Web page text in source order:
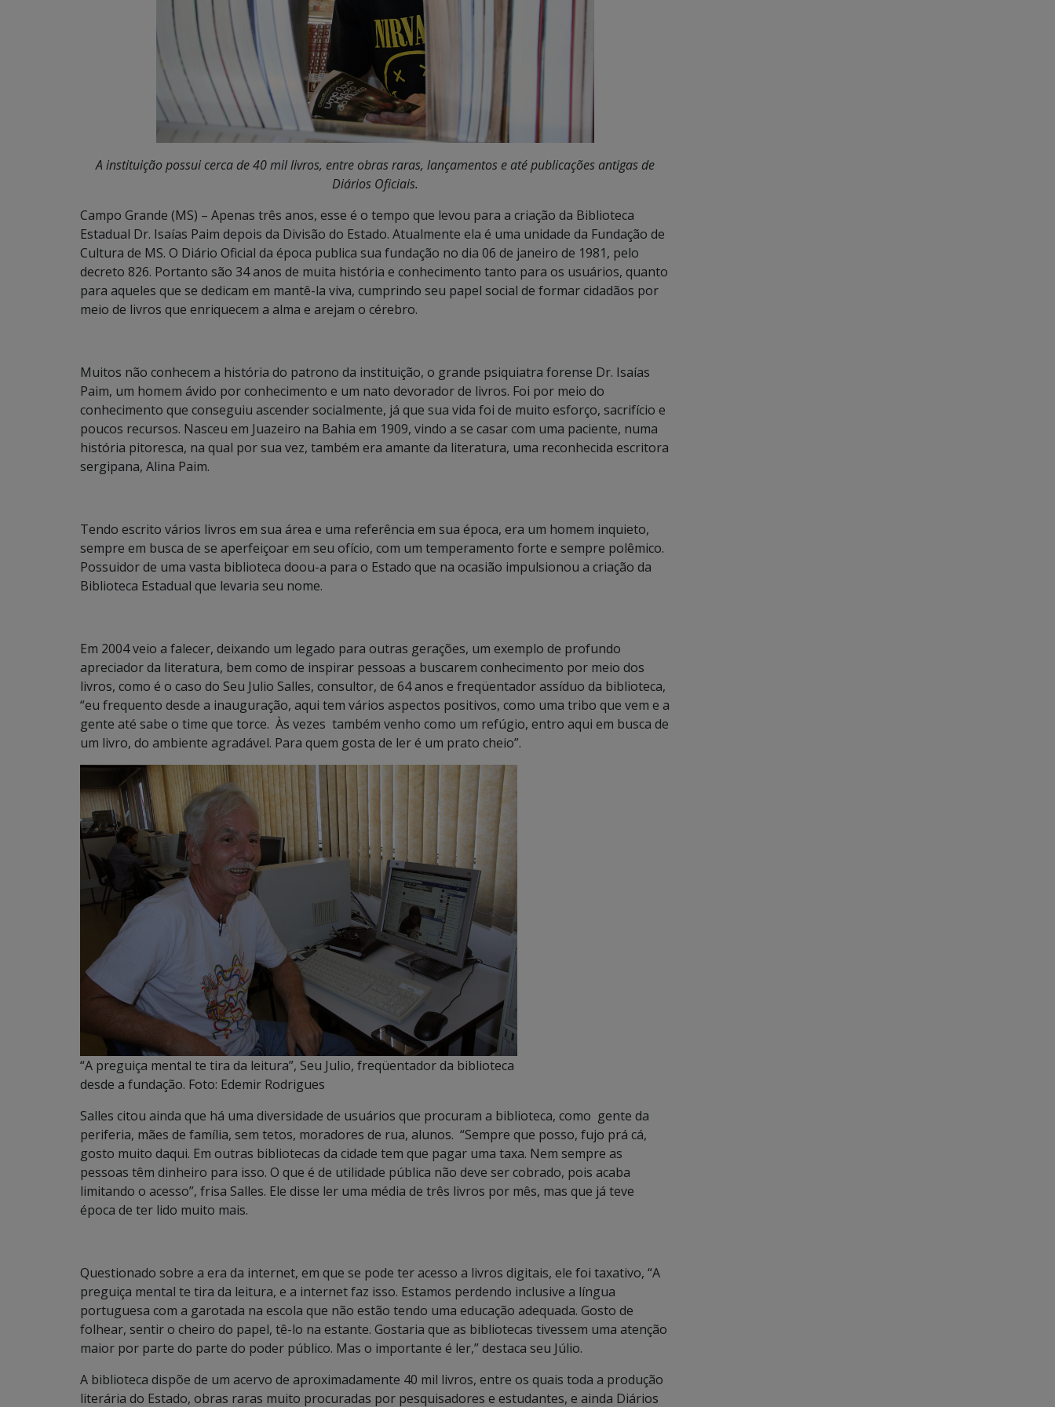
A instituição possui cerca de 40 mil livros, entre obras raras, lançamentos e até publicações antigas de
Diários Oficiais.
Campo Grande (MS) – Apenas três anos, esse é o tempo que levou para a criação da Biblioteca
Estadual Dr. Isaías Paim depois da Divisão do Estado. Atualmente ela é uma unidade da Fundação de
Cultura de MS. O Diário Oficial da época publica sua fundação no dia 06 de janeiro de 1981, pelo
decreto 826. Portanto são 34 anos de muita história e conhecimento tanto para os usuários, quanto
para aqueles que se dedicam em mantê-la viva, cumprindo seu papel social de formar cidadãos por
meio de livros que enriquecem a alma e arejam o cérebro.
Muitos não conhecem a história do patrono da instituição, o grande psiquiatra forense Dr. Isaías
Paim, um homem ávido por conhecimento e um nato devorador de livros. Foi por meio do
conhecimento que conseguiu ascender socialmente, já que sua vida foi de muito esforço, sacrifício e
poucos recursos. Nasceu em Juazeiro na Bahia em 1909, vindo a se casar com uma paciente, numa
história pitoresca, na qual por sua vez, também era amante da literatura, uma reconhecida escritora
sergipana, Alina Paim.
Tendo escrito vários livros em sua área e uma referência em sua época, era um homem inquieto,
sempre em busca de se aperfeiçoar em seu ofício, com um temperamento forte e sempre polêmico.
Possuidor de uma vasta biblioteca doou-a para o Estado que na ocasião impulsionou a criação da
Biblioteca Estadual que levaria seu nome.
Em 2004 veio a falecer, deixando um legado para outras gerações, um exemplo de profundo
apreciador da literatura, bem como de inspirar pessoas a buscarem conhecimento por meio dos
livros, como é o caso do Seu Julio Salles, consultor, de 64 anos e freqüentador assíduo da biblioteca,
“eu frequento desde a inauguração, aqui tem vários aspectos positivos, como uma tribo que vem e a
gente até sabe o time que torce. Às vezes também venho como um refúgio, entro aqui em busca de
um livro, do ambiente agradável. Para quem gosta de ler é um prato cheio”.
“A preguiça mental te tira da leitura”, Seu Julio, freqüentador da biblioteca
desde a fundação. Foto: Edemir Rodrigues
Salles citou ainda que há uma diversidade de usuários que procuram a biblioteca, como gente da
periferia, mães de família, sem tetos, moradores de rua, alunos. “Sempre que posso, fujo prá cá,
gosto muito daqui. Em outras bibliotecas da cidade tem que pagar uma taxa. Nem sempre as
pessoas têm dinheiro para isso. O que é de utilidade pública não deve ser cobrado, pois acaba
limitando o acesso”, frisa Salles. Ele disse ler uma média de três livros por mês, mas que já teve
época de ter lido muito mais.
Questionado sobre a era da internet, em que se pode ter acesso a livros digitais, ele foi taxativo, “A
preguiça mental te tira da leitura, e a internet faz isso. Estamos perdendo inclusive a língua
portuguesa com a garotada na escola que não estão tendo uma educação adequada. Gosto de
folhear, sentir o cheiro do papel, tê-lo na estante. Gostaria que as bibliotecas tivessem uma atenção
maior por parte do parte do poder público. Mas o importante é ler,” destaca seu Júlio.
A biblioteca dispõe de um acervo de aproximadamente 40 mil livros, entre os quais toda a produção
literária do Estado, obras raras muito procuradas por pesquisadores e estudantes, e ainda Diários